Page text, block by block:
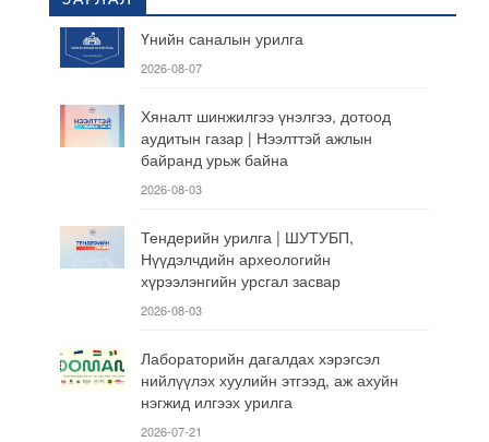
Үнийн саналын урилга
2026-08-07
Хяналт шинжилгээ үнэлгээ, дотоод
аудитын газар | Нээлттэй ажлын
байранд урьж байна
2026-08-03
Тендерийн урилга | ШУТУБП,
Нүүдэлчдийн археологийн
хүрээлэнгийн урсгал засвар
2026-08-03
Лабораторийн дагалдах хэрэгсэл
нийлүүлэх хуулийн этгээд, аж ахуйн
нэгжид илгээх урилга
2026-07-21